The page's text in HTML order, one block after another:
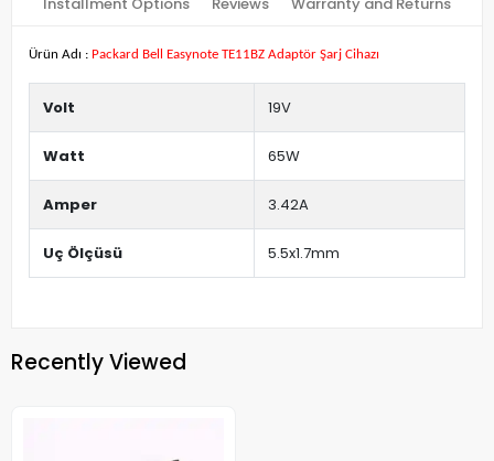
Ürün Adı : Packard Bell Easynote TE11BZ Adaptör Şarj Cihazı
Volt 19V
Watt 65W
Amper 3.42A
Uç Ölçüsü 5.5x1.7mm
Recently Viewed